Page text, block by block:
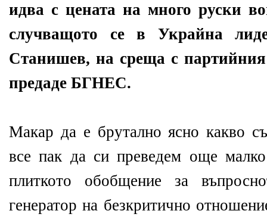
идва с цената на много руски
случващото се в Украйна
Станишев, на среща с
предаде БГНЕС.
Макар да е брутално ясно какво
все пак да си преведем още
плиткото обобщение за
генератор на безкритично